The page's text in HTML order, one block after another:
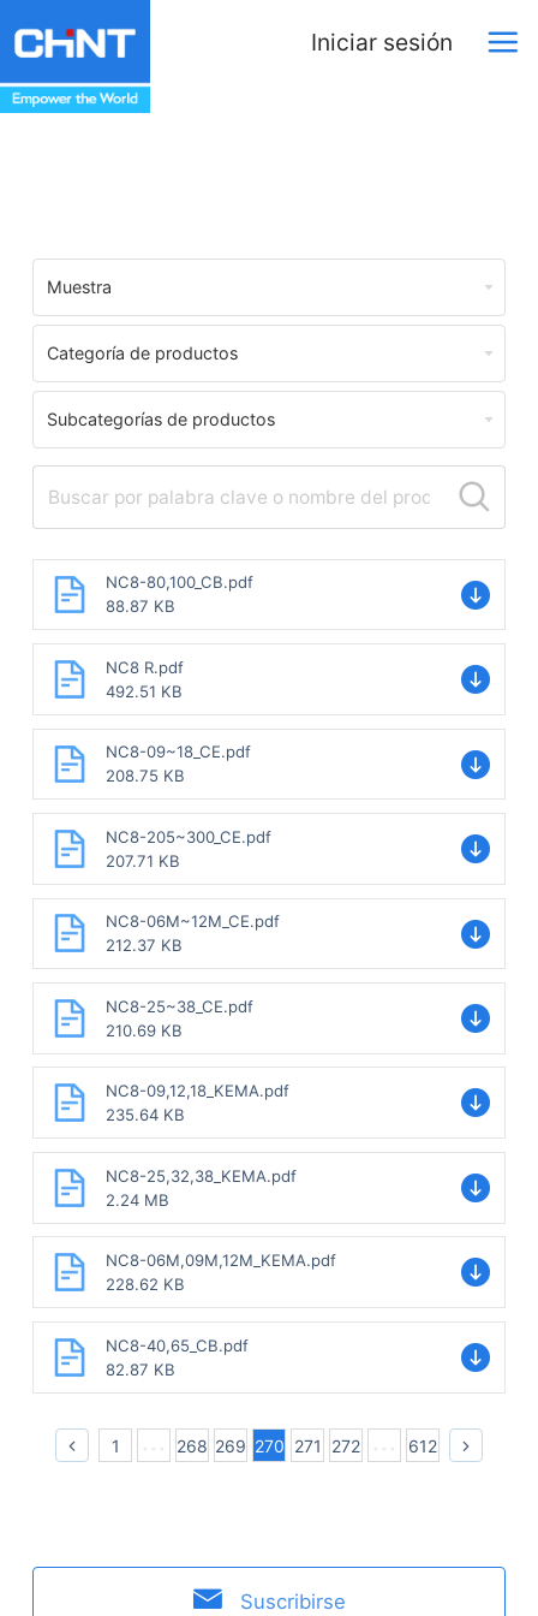
Iniciar sesión
Muestra
Categoría de productos
Subcategorías de productos
NC8-80,100_CB.pdf
88.87 KB
NC8 R.pdf
492.51 KB
NC8-09~18_CE.pdf
208.75 KB
NC8-205~300_CE.pdf
207.71 KB
NC8-06M~12M_CE.pdf
212.37 KB
NC8-25~38_CE.pdf
210.69 KB
NC8-09,12,18_KEMA.pdf
235.64 KB
NC8-25,32,38_KEMA.pdf
2.24 MB
NC8-06M,09M,12M_KEMA.pdf
228.62 KB
NC8-40,65_CB.pdf
82.87 KB
1 268 269 270 271 272 612
Suscribirse